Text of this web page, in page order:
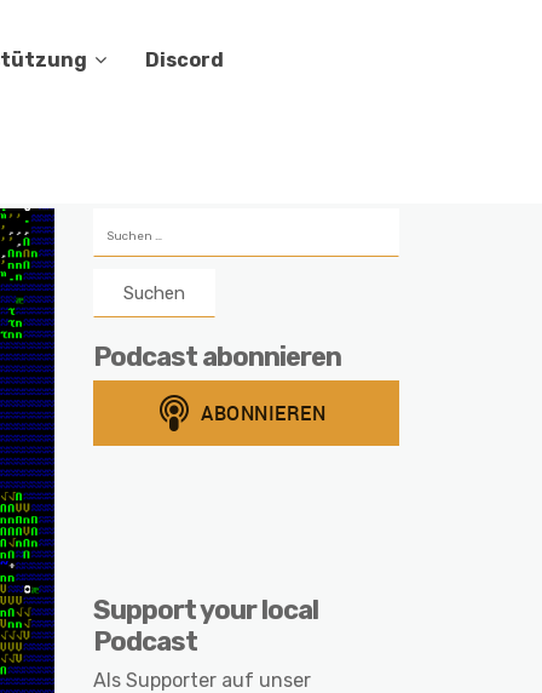
Discord
nach:
Podcast abonnieren
Support your local
Podcast
Als Supporter auf unser